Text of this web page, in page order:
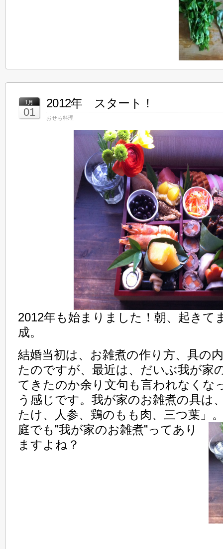
1月
01
2012年 スタート！
おせち料理
2012年も始まりました！朝、起きて
成。
結婚当初は、お雑煮の作り方、具の
たのですが、最近は、だいぶ我が家
てきたのか余り文句も言われなくな
う感じです。我が家のお雑煮の具は
たけ、人参、鶏のもも肉、三つ葉」
庭でも”我が家のお雑煮”ってあり
ますよね？